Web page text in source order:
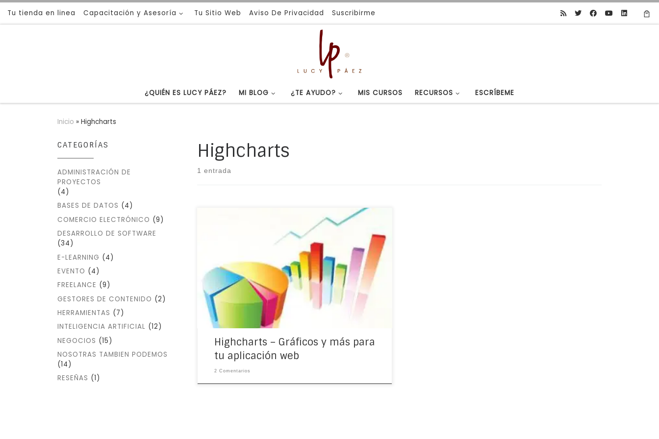
Saltar al contenido
Tu tienda en linea Capacitación y Asesoría Tu Sitio Web Aviso De Privacidad Suscribirme
¿QUIÉN ES LUCY PÁEZ? MI BLOG ¿TE AYUDO? MIS CURSOS RECURSOS ESCRÍBEME
Inicio » Highcharts
Highcharts
1 entrada
En ocasiones, cuando estamos trabajando en una
aplicación web nos encontramos con la necesidad de
mostrar estadísticas a manera de gráficos y
obviamente si somos nuevos en esto del desarrollo
web se nos […]
Highcharts – Gráficos y más para
tu aplicación web
2 Comentarios
CATEGORÍAS
ADMINISTRACIÓN DE
PROYECTOS
(4)
BASES DE DATOS (4)
COMERCIO ELECTRÓNICO (9)
DESARROLLO DE SOFTWARE
(34)
E-LEARNING (4)
EVENTO (4)
FREELANCE (9)
GESTORES DE CONTENIDO (2)
HERRAMIENTAS (7)
INTELIGENCIA ARTIFICIAL (12)
NEGOCIOS (15)
NOSOTRAS TAMBIEN PODEMOS
(14)
RESEÑAS (1)